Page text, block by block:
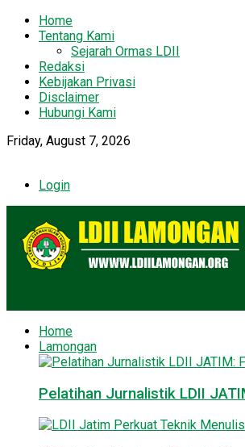
Home
Tentang Kami
Sejarah Ormas LDII
Redaksi
Kebijakan Privasi
Disclaimer
Hubungi Kami
Friday, August 7, 2026
Login
Home
Lamongan
Pelatihan Jurnalistik LDII